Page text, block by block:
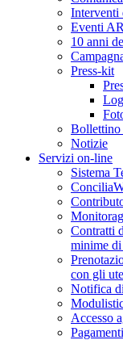
Interventi
Eventi
10 anni
Press-kit
Notizie
Servizi on-line
Sistema
Contratti
minime
con gli
Notifica
Accesso